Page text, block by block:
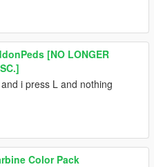
[NO LONGER
i press L and nothing
Color Pack